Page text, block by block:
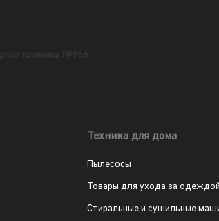
Техника для дома
Пылесосы
Товары для ухода за одеждой
Стиральные и сушильные